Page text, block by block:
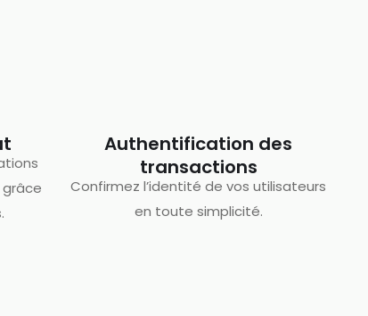
Authentification des
transactions
Confirmez l’identité de vos utilisateurs
en toute simplicité.